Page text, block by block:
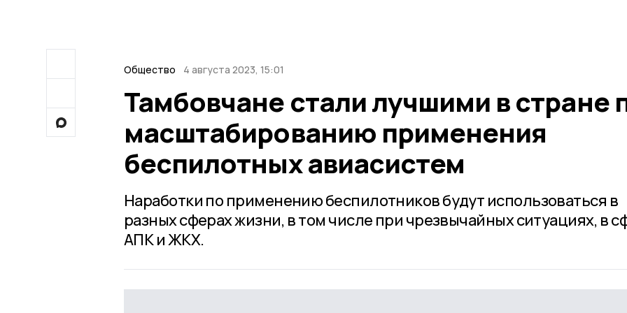
Общество 4 августа 2023, 15:01
Тамбовчане стали лучшими в стране
масштабированию применения
беспилотных авиасистем
Наработки по применению беспилотников будут использоваться в
разных сферах жизни, в том числе при чрезвычайных ситуациях, в
АПК и ЖКХ.